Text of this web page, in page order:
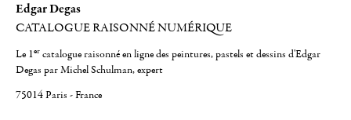
Edgar Degas
CATALOGUE RAISONNÉ NUMÉRIQUE
Le 1er catalogue raisonné en ligne des peintures, pastels et dessins d'Edgar
Degas par Michel Schulman, expert
75014 Paris - France